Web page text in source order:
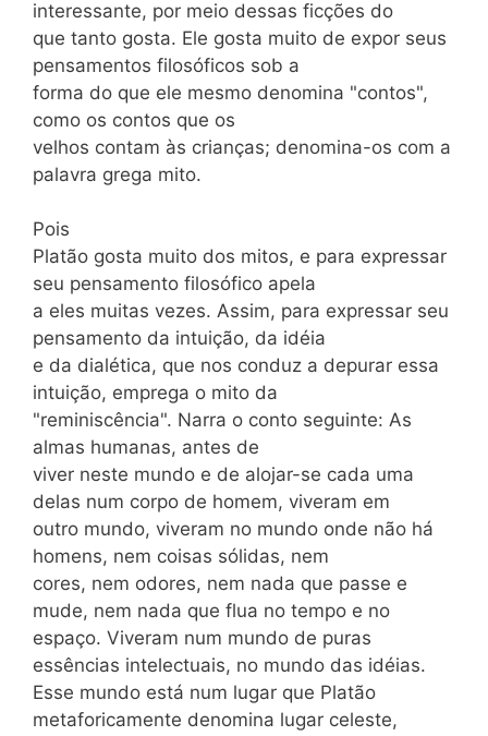
interessante, por meio dessas ficções do
que tanto gosta. Ele gosta muito de expor seus
pensamentos filosóficos sob a
forma do que ele mesmo denomina "contos",
como os contos que os
velhos contam às crianças; denomina-os com a
palavra grega mito.
Pois
Platão gosta muito dos mitos, e para expressar
seu pensamento filosófico apela
a eles muitas vezes. Assim, para expressar seu
pensamento da intuição, da idéia
e da dialética, que nos conduz a depurar essa
intuição, emprega o mito da
"reminiscência". Narra o conto seguinte: As
almas humanas, antes de
viver neste mundo e de alojar-se cada uma
delas num corpo de homem, viveram em
outro mundo, viveram no mundo onde não há
homens, nem coisas sólidas, nem
cores, nem odores, nem nada que passe e
mude, nem nada que flua no tempo e no
espaço. Viveram num mundo de puras
essências intelectuais, no mundo das idéias.
Esse mundo está num lugar que Platão
metaforicamente denomina lugar celeste,